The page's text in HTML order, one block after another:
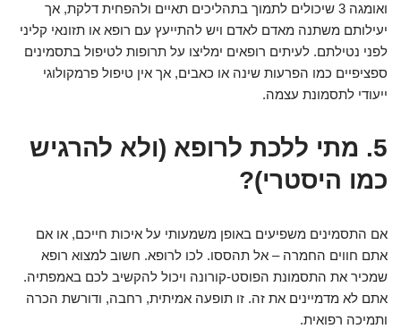
ואומגה 3 שיכולים לתמוך בתהליכים תאיים ולהפחית דלקת, אך
יעילותם משתנה מאדם לאדם ויש להתייעץ עם רופא או תזונאי קליני
לפני נטילתם. לעיתים רופאים ימליצו על תרופות לטיפול בתסמינים
ספציפיים כמו הפרעות שינה או כאבים, אך אין טיפול פרמקולוגי
ייעודי לתסמונת עצמה.
5. מתי ללכת לרופא (ולא להרגיש
כמו היסטרי)?
אם התסמינים משפיעים באופן משמעותי על איכות חייכם, או אם
אתם חווים החמרה – אל תהססו. לכו לרופא. חשוב למצוא רופא
שמכיר את התסמונת הפוסט-קורונה ויכול להקשיב לכם באמפתיה.
אתם לא מדמיינים את זה. זו תופעה אמיתית, רחבה, ודורשת הכרה
ותמיכה רפואית.